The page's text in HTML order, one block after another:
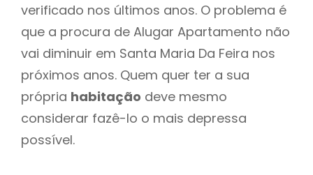
verificado nos últimos anos. O problema é
que a procura de Alugar Apartamento não
vai diminuir em Santa Maria Da Feira nos
próximos anos. Quem quer ter a sua
própria habitação deve mesmo
considerar fazê-lo o mais depressa
possível.